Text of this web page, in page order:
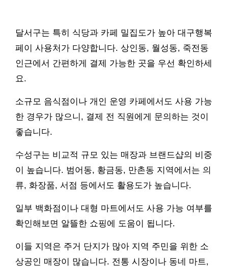
달서구는 특히 식당과 카페 밀집도가 높아 대구행복
페이 사용처가 다양합니다. 상인동, 월성동, 죽전동
인근에서 간편하게 결제 가능한 곳을 우선 확인하세
요.
소규모 음식점이나 개인 운영 카페에서도 사용 가능
한 경우가 많으니, 결제 전 직원에게 문의하는 것이
좋습니다.
수성구는 비교적 규모 있는 매장과 브랜드샵의 비중
이 높습니다. 범어동, 황금동, 만촌동 지역에서는 의
류, 화장품, 서점 등에서도 활용도가 높습니다.
일부 백화점이나 대형 마트에서도 사용 가능 여부를
확인해보면 알뜰한 쇼핑에 도움이 됩니다.
이들 지역은 주거 단지가 많아 지역 주민을 위한 소
상공인 매장이 많습니다. 전통 시장이나 동네 마트,